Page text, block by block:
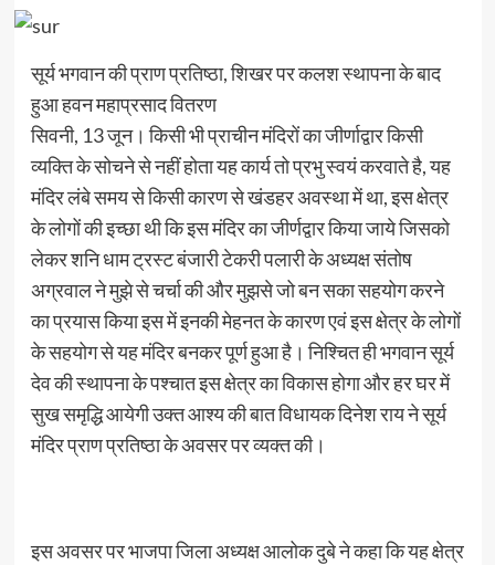
सूर्य भगवान की प्राण प्रतिष्ठा, शिखर पर कलश स्थापना के बाद
हुआ हवन महाप्रसाद वितरण
सिवनी, 13 जून। किसी भी प्राचीन मंदिरों का जीर्णाद्वार किसी
व्यक्ति के सोचने से नहीं होता यह कार्य तो प्रभु स्वयं करवाते है, यह
मंदिर लंबे समय से किसी कारण से खंडहर अवस्था में था, इस क्षेत्र
के लोगों की इच्छा थी कि इस मंदिर का जीर्णद्वार किया जाये जिसको
लेकर शनि धाम ट्रस्ट बंजारी टेकरी पलारी के अध्यक्ष संतोष
अग्रवाल ने मुझे से चर्चा की और मुझसे जो बन सका सहयोग करने
का प्रयास किया इस में इनकी मेहनत के कारण एवं इस क्षेत्र के लोगों
के सहयोग से यह मंदिर बनकर पूर्ण हुआ है। निश्चित ही भगवान सूर्य
देव की स्थापना के पश्चात इस क्षेत्र का विकास होगा और हर घर में
सुख समृद्धि आयेगी उक्त आश्य की बात विधायक दिनेश राय ने सूर्य
मंदिर प्राण प्रतिष्ठा के अवसर पर व्यक्त की।
इस अवसर पर भाजपा जिला अध्यक्ष आलोक दुबे ने कहा कि यह क्षेत्र